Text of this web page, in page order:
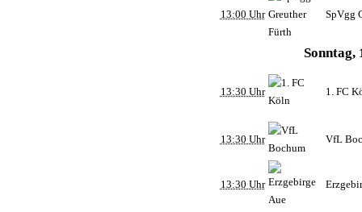
13:00 Uhr SpVgg
Sonntag,
13:30 Uhr 1. FC
13:30 Uhr VfL
13:30 Uhr